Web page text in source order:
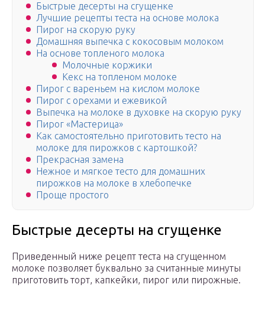
Быстрые десерты на сгущенке
Лучшие рецепты теста на основе молока
Пирог на скорую руку
Домашняя выпечка с кокосовым молоком
На основе топленого молока
Молочные коржики
Кекс на топленом молоке
Пирог с вареньем на кислом молоке
Пирог с орехами и ежевикой
Выпечка на молоке в духовке на скорую руку
Пирог «Мастерица»
Как самостоятельно приготовить тесто на
молоке для пирожков с картошкой?
Прекрасная замена
Нежное и мягкое тесто для домашних
пирожков на молоке в хлебопечке
Проще простого
Быстрые десерты на сгущенке
Приведенный ниже рецепт теста на сгущенном
молоке позволяет буквально за считанные минуты
приготовить торт, капкейки, пирог или пирожные.